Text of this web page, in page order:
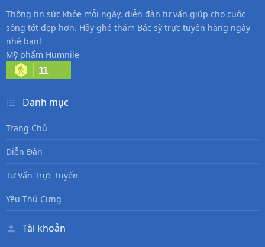
Thông tin sức khỏe mỗi ngày, diễn đàn tư vấn giúp cho cuộc
sống tốt đẹp hơn. Hãy ghé thăm Bác sỹ trực tuyến hàng ngày
nhé bạn!
Mỹ phẩm Humnile
11
Danh mục
Trang Chủ
Diễn Đàn
Tư Vấn Trực Tuyến
Yêu Thú Cưng
Tài khoản